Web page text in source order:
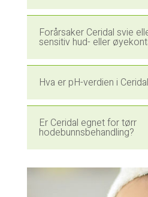
Forårsaker Ceridal svie
sensitiv hud- eller
Hva er pH-verdien i
Er Ceridal egnet for tørr
hodebunnsbehandling?